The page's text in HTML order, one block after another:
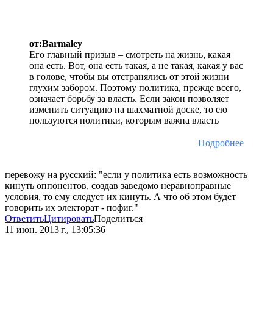
от:Barmaley
Его главный призыв – смотреть на жизнь, какая
она есть. Вот, она есть такая, а не такая, какая у вас
в голове, чтобы вы отстранялись от этой жизни
глухим забором. Поэтому политика, прежде всего,
означает борьбу за власть. Если закон позволяет
изменить ситуацию на шахматной доске, то ею
пользуются политики, которым важна власть
Подробнее
перевожу на русский: "если у политика есть возможность
кинуть оппонентов, создав заведомо неравноправные
условия, то ему следует их кинуть. А что об этом будет
говорить их электорат - пофиг."
ОтветитьЦитироватьПоделиться
11 июн. 2013 г., 13:05:36